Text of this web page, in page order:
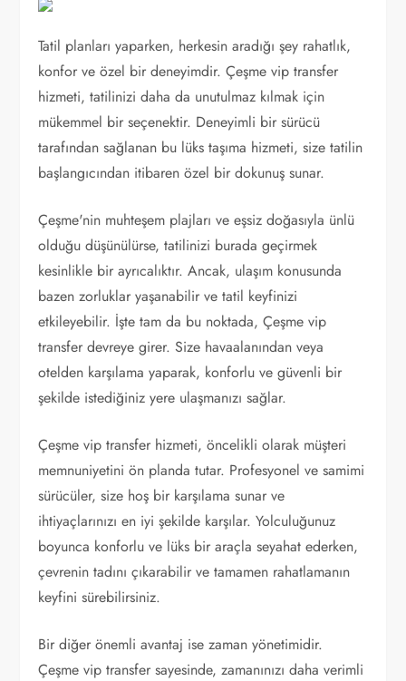
Tatil planları yaparken, herkesin aradığı şey rahatlık,
konfor ve özel bir deneyimdir. Çeşme vip transfer
hizmeti, tatilinizi daha da unutulmaz kılmak için
mükemmel bir seçenektir. Deneyimli bir sürücü
tarafından sağlanan bu lüks taşıma hizmeti, size tatilin
başlangıcından itibaren özel bir dokunuş sunar.
Çeşme'nin muhteşem plajları ve eşsiz doğasıyla ünlü
olduğu düşünülürse, tatilinizi burada geçirmek
kesinlikle bir ayrıcalıktır. Ancak, ulaşım konusunda
bazen zorluklar yaşanabilir ve tatil keyfinizi
etkileyebilir. İşte tam da bu noktada, Çeşme vip
transfer devreye girer. Size havaalanından veya
otelden karşılama yaparak, konforlu ve güvenli bir
şekilde istediğiniz yere ulaşmanızı sağlar.
Çeşme vip transfer hizmeti, öncelikli olarak müşteri
memnuniyetini ön planda tutar. Profesyonel ve samimi
sürücüler, size hoş bir karşılama sunar ve
ihtiyaçlarınızı en iyi şekilde karşılar. Yolculuğunuz
boyunca konforlu ve lüks bir araçla seyahat ederken,
çevrenin tadını çıkarabilir ve tamamen rahatlamanın
keyfini sürebilirsiniz.
Bir diğer önemli avantaj ise zaman yönetimidir.
Çeşme vip transfer sayesinde, zamanınızı daha verimli